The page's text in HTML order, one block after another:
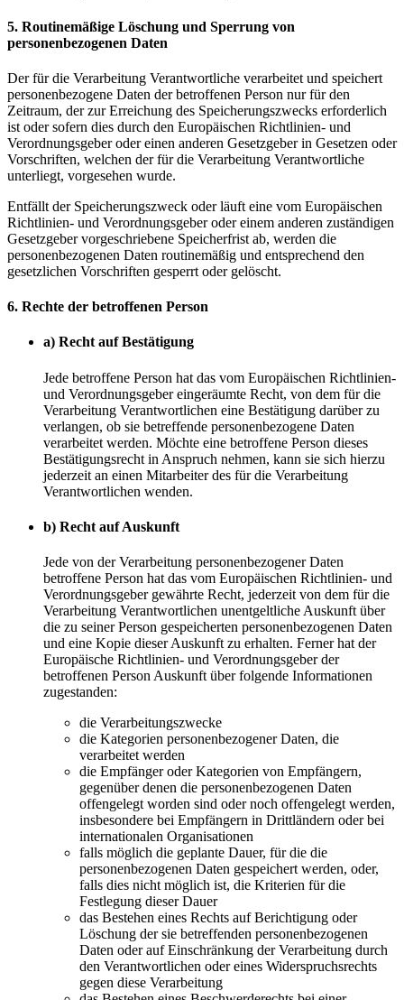
5. Routinemäßige Löschung und Sperrung von
personenbezogenen Daten
Der für die Verarbeitung Verantwortliche verarbeitet und speichert
personenbezogene Daten der betroffenen Person nur für den
Zeitraum, der zur Erreichung des Speicherungszwecks erforderlich
ist oder sofern dies durch den Europäischen Richtlinien- und
Verordnungsgeber oder einen anderen Gesetzgeber in Gesetzen oder
Vorschriften, welchen der für die Verarbeitung Verantwortliche
unterliegt, vorgesehen wurde.
Entfällt der Speicherungszweck oder läuft eine vom Europäischen
Richtlinien- und Verordnungsgeber oder einem anderen zuständigen
Gesetzgeber vorgeschriebene Speicherfrist ab, werden die
personenbezogenen Daten routinemäßig und entsprechend den
gesetzlichen Vorschriften gesperrt oder gelöscht.
6. Rechte der betroffenen Person
a) Recht auf Bestätigung
Jede betroffene Person hat das vom Europäischen Richtlinien-
und Verordnungsgeber eingeräumte Recht, von dem für die
Verarbeitung Verantwortlichen eine Bestätigung darüber zu
verlangen, ob sie betreffende personenbezogene Daten
verarbeitet werden. Möchte eine betroffene Person dieses
Bestätigungsrecht in Anspruch nehmen, kann sie sich hierzu
jederzeit an einen Mitarbeiter des für die Verarbeitung
Verantwortlichen wenden.
b) Recht auf Auskunft
Jede von der Verarbeitung personenbezogener Daten
betroffene Person hat das vom Europäischen Richtlinien- und
Verordnungsgeber gewährte Recht, jederzeit von dem für die
Verarbeitung Verantwortlichen unentgeltliche Auskunft über
die zu seiner Person gespeicherten personenbezogenen Daten
und eine Kopie dieser Auskunft zu erhalten. Ferner hat der
Europäische Richtlinien- und Verordnungsgeber der
betroffenen Person Auskunft über folgende Informationen
zugestanden:
die Verarbeitungszwecke
die Kategorien personenbezogener Daten, die
verarbeitet werden
die Empfänger oder Kategorien von Empfängern,
gegenüber denen die personenbezogenen Daten
offengelegt worden sind oder noch offengelegt werden,
insbesondere bei Empfängern in Drittländern oder bei
internationalen Organisationen
falls möglich die geplante Dauer, für die die
personenbezogenen Daten gespeichert werden, oder,
falls dies nicht möglich ist, die Kriterien für die
Festlegung dieser Dauer
das Bestehen eines Rechts auf Berichtigung oder
Löschung der sie betreffenden personenbezogenen
Daten oder auf Einschränkung der Verarbeitung durch
den Verantwortlichen oder eines Widerspruchsrechts
gegen diese Verarbeitung